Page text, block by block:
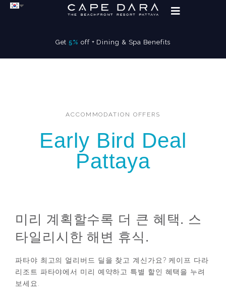
Get5% off + Dining & Spa Benefits
ACCOMMODATION OFFERS
Early Bird Deal
Pattaya
미리 계획할수록 더 큰 혜택. 스
타일리시한 해변 휴식.
파타야 최고의 얼리버드 딜을 찾고 계신가요? 케이프 다라
리조트 파타야에서 미리 예약하고 특별 할인 혜택을 누려
보세요.